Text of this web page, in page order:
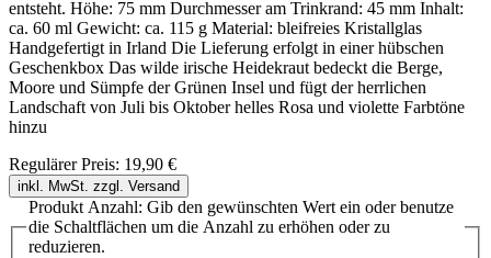
entsteht. Höhe: 75 mm Durchmesser am Trinkrand: 45 mm Inhalt:
ca. 60 ml Gewicht: ca. 115 g Material: bleifreies Kristallglas
Handgefertigt in Irland Die Lieferung erfolgt in einer hübschen
Geschenkbox Das wilde irische Heidekraut bedeckt die Berge,
Moore und Sümpfe der Grünen Insel und fügt der herrlichen
Landschaft von Juli bis Oktober helles Rosa und violette Farbtöne
hinzu
Regulärer Preis: 19,90 €
inkl. MwSt. zzgl. Versand
Produkt Anzahl: Gib den gewünschten Wert ein oder benutze
die Schaltflächen um die Anzahl zu erhöhen oder zu
reduzieren.